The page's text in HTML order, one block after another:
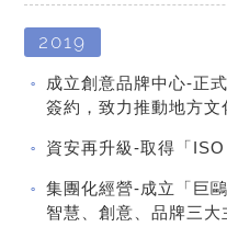
2019
成立創意品牌中心-正
簽約，致力推動地方
資安再升級-取得「
集團化經營-成立「巨
智慧、創意、品牌三